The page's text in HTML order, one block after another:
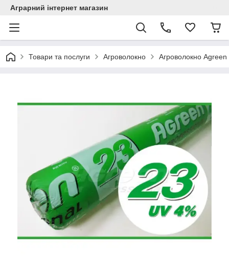
Аграрний інтернет магазин
Товари та послуги Агроволокно Агроволокно Agreen